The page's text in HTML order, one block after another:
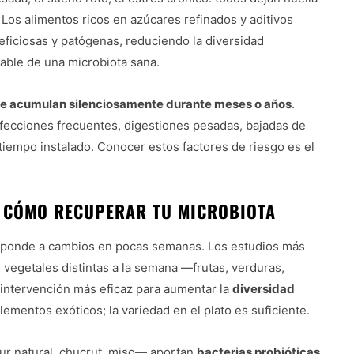
alimentos ricos en azúcares refinados y aditivos
y patógenas, reduciendo la diversidad
de una microbiota sana.
acumulan silenciosamente durante meses o años.
frecuentes, digestiones pesadas, bajadas de
instalado. Conocer estos factores de riesgo es el
RECUPERAR TU MICROBIOTA
a cambios en pocas semanas. Los estudios más
distintas a la semana —frutas, verduras,
más eficaz para aumentar la diversidad
exóticos; la variedad en el plato es suficiente.